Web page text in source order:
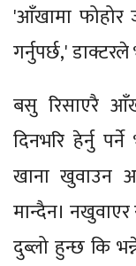
'आँखामा फोहोर
गर्नुपर्छ,'
बसु रिसाएरै
दिनभरि हेर्नु
खाना खुवाउन
मान्दैन।
दुब्लो हुन्छ कि